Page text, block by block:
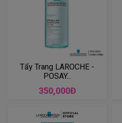
Tẩy Trang LAROCHE -
POSAY...
350,000Đ